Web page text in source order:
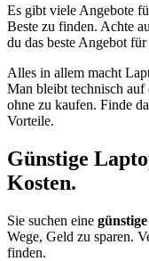
Es gibt viele Angebote
Beste zu finden. Achte
du das beste Angebot
Alles in allem macht
Man bleibt technisch
ohne zu kaufen. Finde
Vorteile.
Günstige
Kosten.
Sie suchen eine
Wege, Geld zu sparen.
finden.